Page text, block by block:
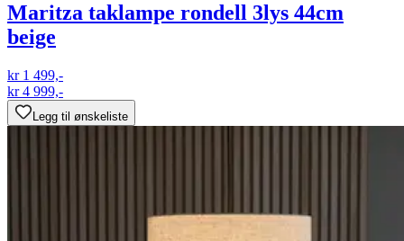
Maritza taklampe rondell 3lys 44cm
beige
kr 1 499,-
kr 4 999,-
Legg til ønskeliste